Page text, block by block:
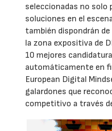
seleccionadas no solo
soluciones en el
también dispondrán
la zona expositiva de
10 mejores
automáticamente en
European Digital
galardones que
competitivo a través